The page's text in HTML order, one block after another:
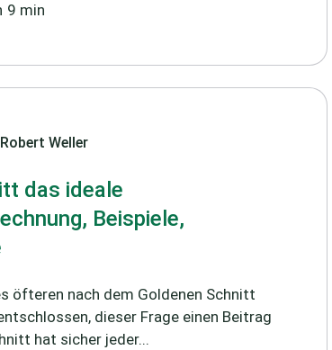
9 min
Robert Weller
das ideale
Beispiele,
öfteren nach dem Goldenen Schnitt
dieser Frage einen Beitrag
hat sicher jeder...